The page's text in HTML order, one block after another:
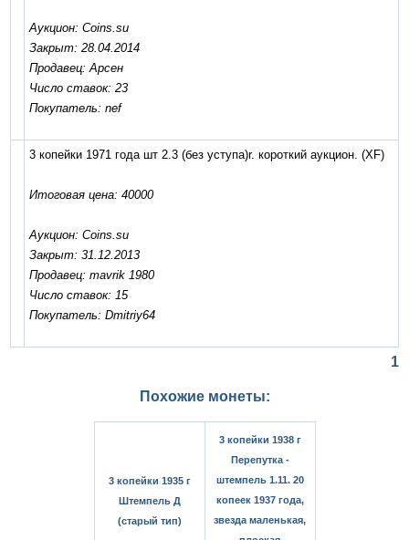
Аукцион: Coins.su
Закрыт: 28.04.2014
Продавец: Арсен
Число ставок: 23
Покупатель: nef
3 копейки 1971 года шт 2.3 (без уступа)r. короткий аукцион. (XF)
Итоговая цена: 40000
Аукцион: Coins.su
Закрыт: 31.12.2013
Продавец: mavrik 1980
Число ставок: 15
Покупатель: Dmitriy64
1
Похожие монеты:
3 копейки 1935 г
Штемпель Д
(старый тип)
3 копейки 1938 г
Перепутка -
штемпель 1.11. 20
копеек 1937 года,
звезда маленькая,